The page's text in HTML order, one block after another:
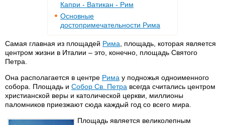
Капри - Ватикан - Рим
Основные
достопримечательности Рима
Самая главная из площадей Рима , площадь, которая является
центром жизни в Италии – это, конечно, площадь Святого
Петра.
Она располагается в центре Рима у подножья одноименного
собора. Площадь и Собор Св. Петра всегда считались центром
христианской веры и католической церкви, миллионы
паломников приезжают сюда каждый год со всего мира.
Площадь является великолепным